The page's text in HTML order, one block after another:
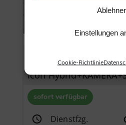
Einstellungen
Cookie-Richtlinie
Fiat 500
sofort verfügbar
Dienstfzg.